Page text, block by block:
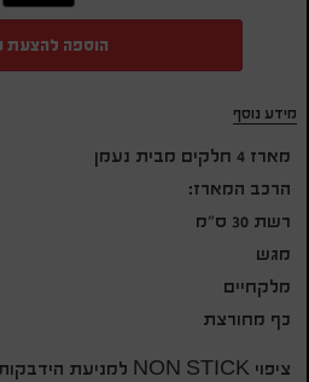
הוספה להצעת
מידע נוסף
מארז 4 חלקים מבית נעמן
הרכב המארז:
רשת 30 ס"מ
מגש
מלקחיים
כף מחורצת
ציפוי NON STICK למניעת הידבקות המזון, לבישול בכמות שמן